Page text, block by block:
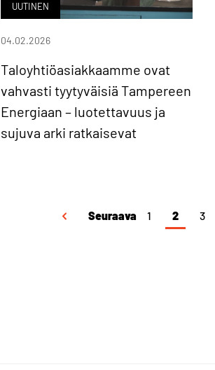
UUTINEN
Taloyhtiöasiakkaamme ovat
vahvasti tyytyväisiä Tampereen
Energiaan – luotettavuus ja
sujuva arki ratkaisevat
04.02.2026
Seuraava 1 2 3